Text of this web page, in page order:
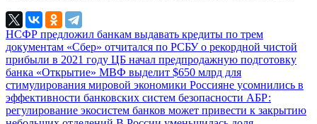
НСФР предложил банкам выдавать кредиты по трем
документам «Сбер» отчитался по РСБУ о рекордной чистой
прибыли в 2021 году ЦБ начал предпродажную подготовку
банка «Открытие» МВФ выделит $650 млрд для
стимулирования мировой экономики Россияне усомнились в
эффективности банковских систем безопасности АБР:
регулирование экосистем банков может привести к закрытию